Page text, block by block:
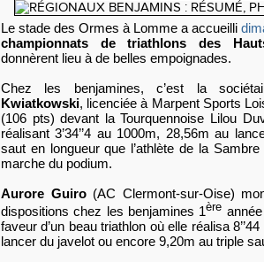
Le stade des Ormes à Lomme a accueilli
championnats de triathlons des
donnèrent lieu à de belles empoignades.
Chez les benjamines, c’est la
Kwiatkowski, licenciée à Marpent Sports
(106 pts) devant la Tourquennoise Lilou
réalisant 3’34’’4 au 1000m, 28,56m au
saut en longueur que l’athlète de la
marche du podium.
Aurore Guiro(AC Clermont-sur-Oise)
dispositions chez les benjamines 1ère
faveur d’un beau triathlon où elle réalisa
lancer du javelot ou encore 9,20m au triple